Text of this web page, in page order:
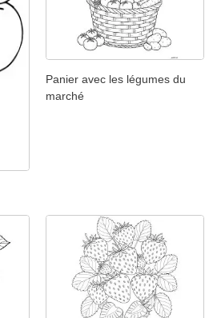
Panier avec les légumes du
marché